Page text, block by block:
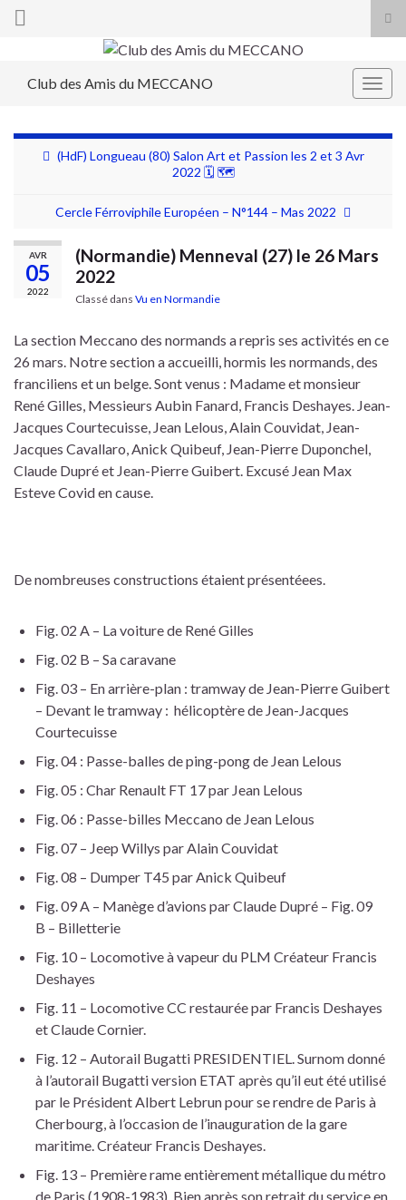
Search for:
Club des Amis du MECCANO
(HdF) Longueau (80) Salon Art et Passion les 2 et 3 Avr
2022 🗓 🗺
Cercle Férroviphile Européen – N°144 – Mas 2022
AVR
05
2022
(Normandie) Menneval (27) le 26 Mars
2022
Classé dans Vu en Normandie
La section Meccano des normands a repris ses activités en ce
26 mars. Notre section a accueilli, hormis les normands, des
franciliens et un belge. Sont venus : Madame et monsieur
René Gilles, Messieurs Aubin Fanard, Francis Deshayes. Jean-
Jacques Courtecuisse, Jean Lelous, Alain Couvidat, Jean-
Jacques Cavallaro, Anick Quibeuf, Jean-Pierre Duponchel,
Claude Dupré et Jean-Pierre Guibert. Excusé Jean Max
Esteve Covid en cause.
De nombreuses constructions étaient présentéees.
Fig. 02 A – La voiture de René Gilles
Fig. 02 B – Sa caravane
Fig. 03 – En arrière-plan : tramway de Jean-Pierre Guibert
– Devant le tramway : hélicoptère de Jean-Jacques
Courtecuisse
Fig. 04 : Passe-balles de ping-pong de Jean Lelous
Fig. 05 : Char Renault FT 17 par Jean Lelous
Fig. 06 : Passe-billes Meccano de Jean Lelous
Fig. 07 – Jeep Willys par Alain Couvidat
Fig. 08 – Dumper T45 par Anick Quibeuf
Fig. 09 A – Manège d’avions par Claude Dupré – Fig. 09
B – Billetterie
Fig. 10 – Locomotive à vapeur du PLM Créateur Francis
Deshayes
Fig. 11 – Locomotive CC restaurée par Francis Deshayes
et Claude Cornier.
Fig. 12 – Autorail Bugatti PRESIDENTIEL. Surnom donné
à l’autorail Bugatti version ETAT après qu’il eut été utilisé
par le Président Albert Lebrun pour se rendre de Paris à
Cherbourg, à l’occasion de l’inauguration de la gare
maritime. Créateur Francis Deshayes.
Fig. 13 – Première rame entièrement métallique du métro
de Paris (1908-1983). Bien après son retrait du service en